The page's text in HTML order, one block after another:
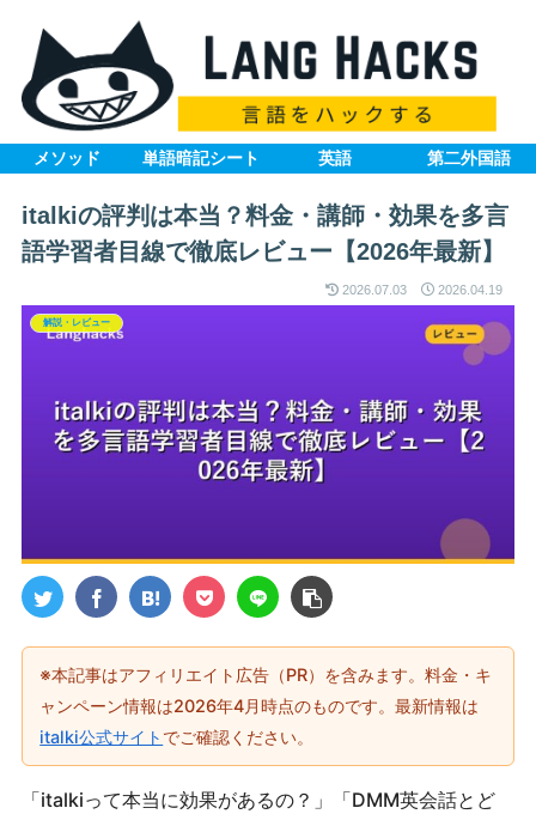
メソッド 単語暗記シート 英語 第二外国語
italkiの評判は本当？料金・講師・効果を多言
語学習者目線で徹底レビュー【2026年最新】
2026.07.03 2026.04.19
解説・レビュー
※本記事はアフィリエイト広告（PR）を含みます。料金・キ
ャンペーン情報は2026年4月時点のものです。最新情報は
italki公式サイト でご確認ください。
「italkiって本当に効果があるの？」「DMM英会話とど